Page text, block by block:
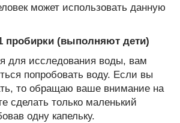
может использовать данную
пробирки (выполняют дети)
для исследования воды, вам
попробовать воду. Если вы
то обращаю ваше внимание на
сделать только маленький
одну капельку.